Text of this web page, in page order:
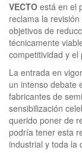
VECTO está en el
reclama la
objetivos de
técnicamente
competitividad y
La entrada en
un intenso debate
fabricantes de
sensibilización
querido poner de
podría tener esta
industrial y toda la